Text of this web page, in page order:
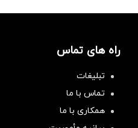
راه های تماس
تبلیغات
تماس با ما
همکاری با ما